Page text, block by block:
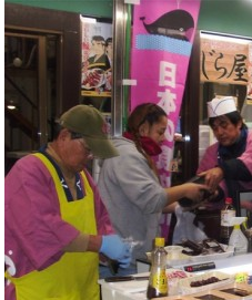
ッ